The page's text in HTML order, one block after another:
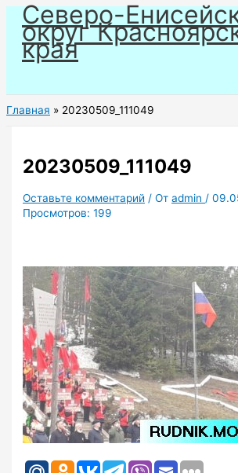
Перейти
содержимому
Северо-
округ
края
Главная 20230509_111049
20230509_111049
Оставьте комментарий / Отadmin /
Просмотров: 199